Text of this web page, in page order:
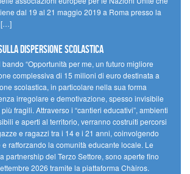
dal 19 al 21 maggio 2019 a Roma presso la
[…]
sulla dispersione scolastica
“Opportunità per me, un futuro migliore
complessiva di 15 milioni di euro destinata a
scolastica, in particolare nella sua forma
irregolare e demotivazione, spesso invisibile
fragili. Attraverso i “cantieri educativi”, ambienti
e aperti al territorio, verranno costruiti percorsi
e ragazzi tra i 14 e i 21 anni, coinvolgendo
rafforzando la comunità educante locale. Le
partnership del Terzo Settore, sono aperte fino
2026 tramite la piattaforma Chàiros.